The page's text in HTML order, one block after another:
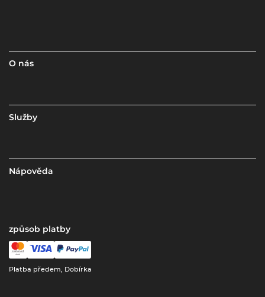
O nás
Služby
Nápověda
způsob platby
Platba předem, Dobírka